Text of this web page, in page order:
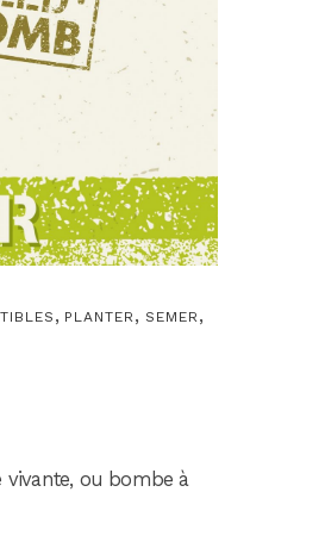
, PLANTER, SEMER,
ou bombe à